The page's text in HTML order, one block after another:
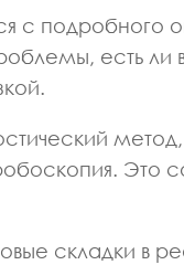
с подробного
есть
Это
складки в